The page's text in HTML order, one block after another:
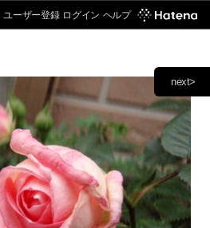
ユーザー登録 ログイン ヘルプ
next>